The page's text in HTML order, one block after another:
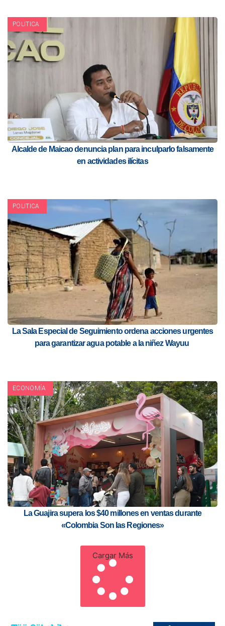
POLITICA
Alcalde de Maicao denuncia plan para inculparlo falsamente
en actividades ilícitas
POLITICA
La Sala Especial de Seguimiento ordena acciones urgentes
para garantizar agua potable a la niñez Wayuu
ECONOMÍA
La Guajira supera los $40 millones en ventas durante
«Colombia Son las Regiones»
Cargar Más